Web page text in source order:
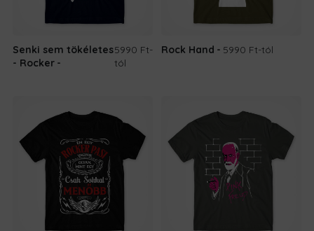
Senki sem tökéletes
- Rocker
5990 Ft-
tól
Rock Hand 5990 Ft-tól